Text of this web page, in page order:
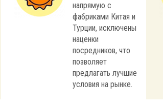
напрямую с
фабриками Китая и
Турции, исключены
наценки
посредников, что
позволяет
предлагать лучшие
условия на рынке.